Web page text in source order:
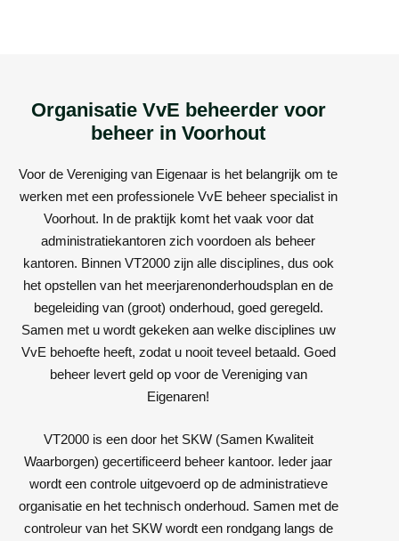
Organisatie VvE beheerder voor
beheer in Voorhout
Voor de Vereniging van Eigenaar is het belangrijk om te
werken met een professionele VvE beheer specialist in
Voorhout. In de praktijk komt het vaak voor dat
administratiekantoren zich voordoen als beheer
kantoren. Binnen VT2000 zijn alle disciplines, dus ook
het opstellen van het meerjarenonderhoudsplan en de
begeleiding van (groot) onderhoud, goed geregeld.
Samen met u wordt gekeken aan welke disciplines uw
VvE behoefte heeft, zodat u nooit teveel betaald. Goed
beheer levert geld op voor de Vereniging van
Eigenaren!
VT2000 is een door het SKW (Samen Kwaliteit
Waarborgen) gecertificeerd beheer kantoor. Ieder jaar
wordt een controle uitgevoerd op de administratieve
organisatie en het technisch onderhoud. Samen met de
controleur van het SKW wordt een rondgang langs de